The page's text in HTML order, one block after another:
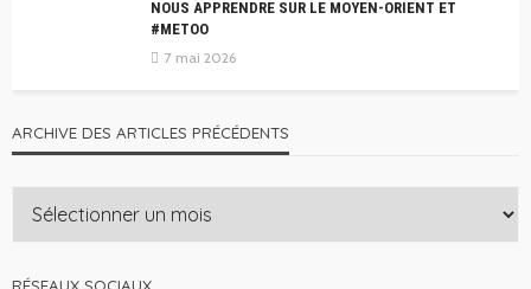
NOUS APPRENDRE SUR LE MOYEN-ORIENT ET
#METOO
7 mai 2026
ARCHIVE DES ARTICLES PRÉCÉDENTS